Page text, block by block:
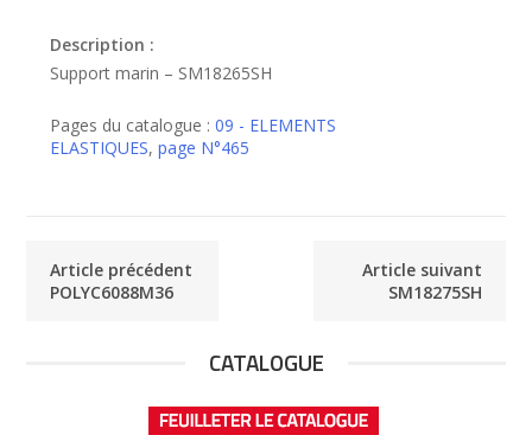
Description :
Support marin – SM18265SH
Pages du catalogue :09 - ELEMENTS
ELASTIQUES,page N°465
Article précédent
POLYC6088M36
Article suivant
SM18275SH
CATALOGUE